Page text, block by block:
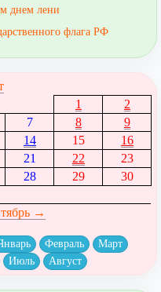
днем лени
флага РФ
1
2
7 8
9
14 15
16
21 22
23
28 29
30
→
Февраль
Март
Июль Август